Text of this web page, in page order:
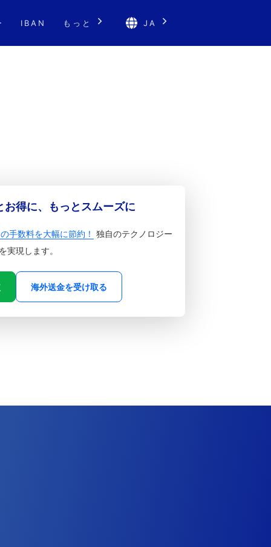
IBAN もっと JA
得に、もっとスムーズに
手数料を大幅に節約！ 独自のテクノロジー
実現します。
海外送金を受け取る